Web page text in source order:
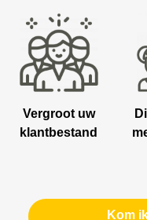
Vergroot uw
klantbestand
Kom